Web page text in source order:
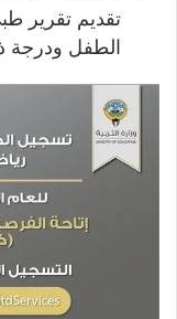
تقديم تقرير
الطفل ودرجة ذكائه،